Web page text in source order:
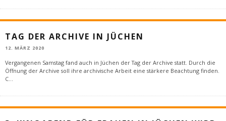
TAG DER ARCHIVE IN JÜCHEN
12. MÄRZ 2020
Vergangenen Samstag fand auch in Jüchen der Tag der Archive statt. Durch die
Öffnung der Archive soll ihre archivische Arbeit eine stärkere Beachtung finden.
C